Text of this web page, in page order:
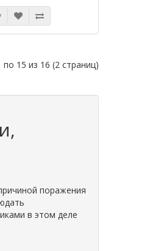
15 из 16 (2 страниц)
поражения
в этом деле